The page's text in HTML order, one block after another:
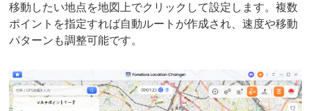
移動したい地点を地図上でクリックして設定します。複数
ポイントを指定すれば自動ルートが作成され、速度や移動
パターンも調整可能です。